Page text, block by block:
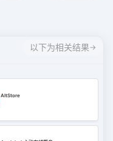
以下为相关结果
AltStore